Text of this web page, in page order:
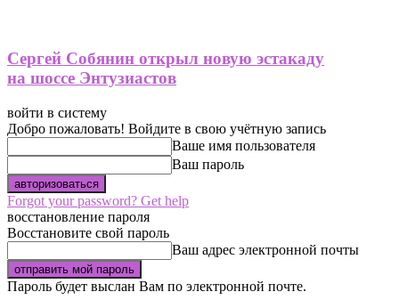
Сергей Собянин открыл новую эстакаду
на шоссе Энтузиастов
войти в систему
Добро пожаловать! Войдите в свою учётную запись
Ваше имя пользователя
Ваш пароль
Forgot your password? Get help
восстановление пароля
Восстановите свой пароль
Ваш адрес электронной почты
Пароль будет выслан Вам по электронной почте.